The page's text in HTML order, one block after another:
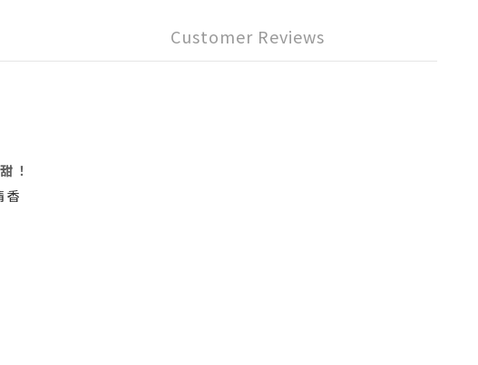
Customer Reviews
！
香